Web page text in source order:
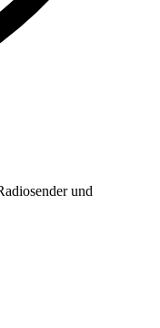
und